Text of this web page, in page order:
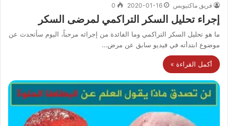
فريق ماكتيوبس 2020-01-16
0
إجراء تحليل السكر التراكمي لمرضى السكر
ما هو تحليل السكر التراكمي وما الفائدة من إجرائه مرحباً، اليوم سأتحدث عن
موضوع ابتدأته في فيديو سابق عن مرض…
أكمل القراءة »